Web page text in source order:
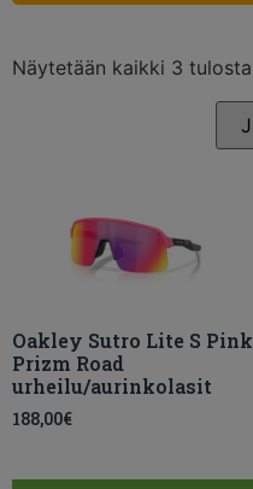
Näytetään kaikki 3 tulosta
Oakley Sutro Lite S Pink
Prizm Road
urheilu/aurinkolasit
188,00€